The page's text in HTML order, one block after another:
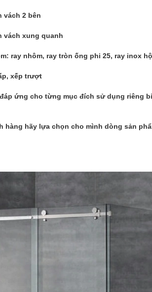
vách 2 bên
vách xung quanh
ray nhôm, ray tròn ống phi 25, ray inox
xếp trượt
ứng cho từng mục đích sử dụng riêng
hàng hãy lựa chọn cho mình dòng sản